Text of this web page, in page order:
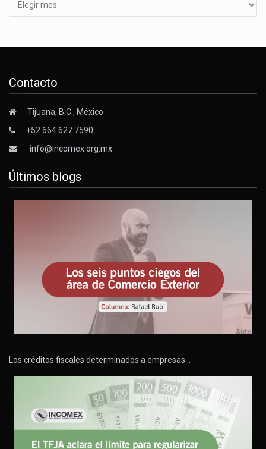
Contacto
Tijuana, B.C., México
+52 664 627 7590
info@incomex.org.mx
Últimos blogs
Los créditos fiscales determinados a empresas…